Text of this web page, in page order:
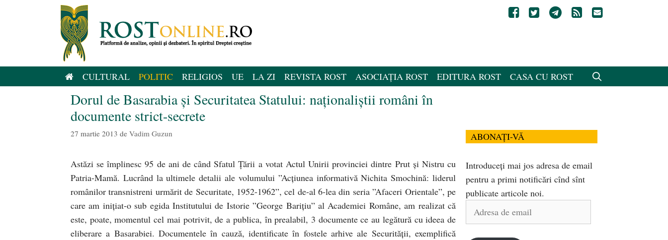
CULTURAL POLITIC RELIGIOS UE LA ZI REVISTA ROST ASOCIAȚIA ROST EDITURA ROST CASA CU ROST
Dorul de Basarabia şi Securitatea Statului: naţionaliştii români în
documente strict-secrete
27 martie 2013 de Vadim Guzun
Astăzi se împlinesc 95 de ani de când Sfatul Ţării a votat Actul Unirii provinciei dintre Prut şi Nistru cu
Patria-Mamă. Lucrând la ultimele detalii ale volumului ”Acţiunea informativă Nichita Smochină: liderul
românilor transnistreni urmărit de Securitate, 1952-1962”, cel de-al 6-lea din seria ”Afaceri Orientale”, pe
care am iniţiat-o sub egida Institutului de Istorie ”George Barițiu” al Academiei Române, am realizat că
este, poate, momentul cel mai potrivit, de a publica, în prealabil, 3 documente ce au legătură cu ideea de
eliberare a Basarabiei. Documentele în cauză, identificate în fostele arhive ale Securităţii, exemplifică
ABONAȚI-VĂ
Introduceți mai jos adresa de email
pentru a primi notificări cînd sînt
publicate articole noi.
Adresa